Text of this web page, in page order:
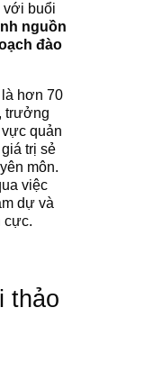
với buổi
nguồn
đào
hơn 70
trưởng
quản
trị sẻ
môn.
việc
dự và
cực.
thảo